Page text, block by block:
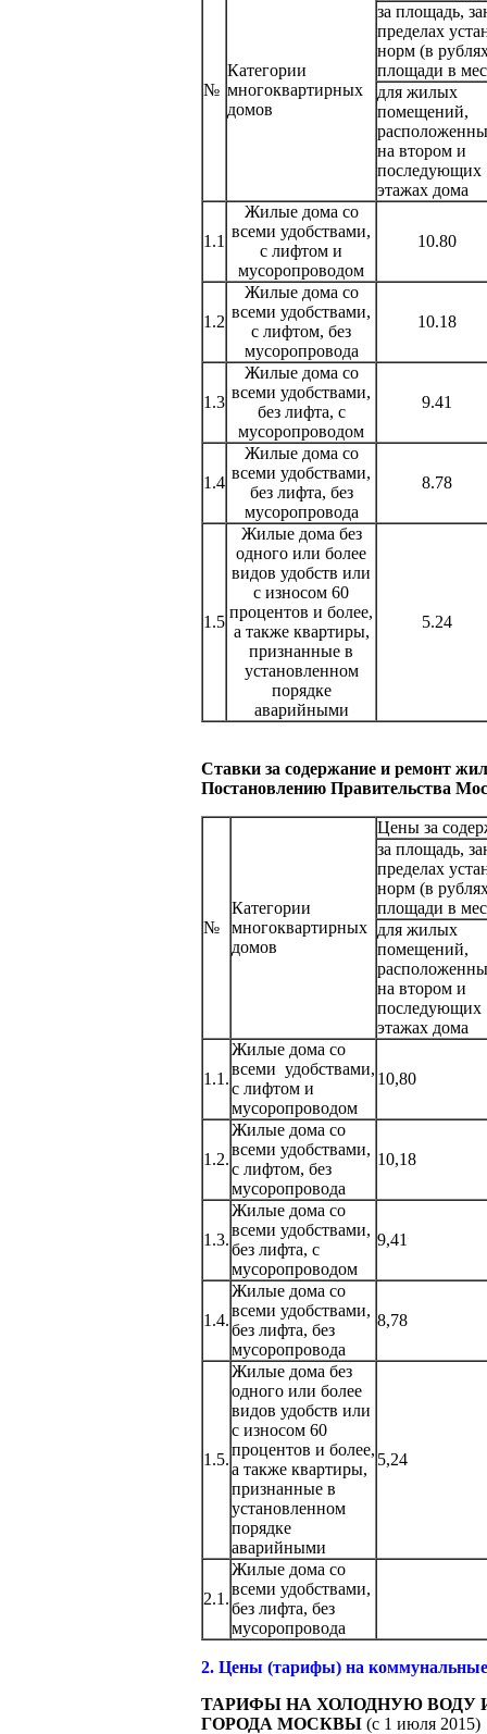
№
Категории
многоквартирных
домов
за площадь,
пределах
норм (в
площади в
для жилых
помещений,
на втором и
последующих
этажах дома
1.1
Жилые дома со
всеми удобствами,
с лифтом и
мусоропроводом
10.80
1.2
Жилые дома со
всеми удобствами,
с лифтом, без
мусоропровода
10.18
1.3
Жилые дома со
всеми удобствами,
без лифта, с
мусоропроводом
9.41
1.4
Жилые дома со
всеми удобствами,
без лифта, без
мусоропровода
8.78
1.5
Жилые дома без
одного или более
видов удобств или
с износом 60
процентов и более,
а также квартиры,
признанные в
установленном
порядке
аварийными
5.24
Ставки за содержание и ремонт
Постановлению Правительства
№
Категории
многоквартирных
домов
Цены за
за площадь,
пределах
норм (в
площади в
для жилых
помещений,
на втором и
последующих
этажах дома
1.1.
Жилые дома со
всеми удобствами,
с лифтом и
мусоропроводом
10,80
1.2.
Жилые дома со
всеми удобствами,
с лифтом, без
мусоропровода
10,18
1.3.
Жилые дома со
всеми удобствами,
без лифта, с
мусоропроводом
9,41
1.4.
Жилые дома со
всеми удобствами,
без лифта, без
мусоропровода
8,78
1.5.
Жилые дома без
одного или более
видов удобств или
с износом 60
процентов и более,
а также квартиры,
признанные в
установленном
порядке
аварийными
5,24
2.1.
Жилые дома со
всеми удобствами,
без лифта, без
мусоропровода
2. Цены (тарифы) на
ТАРИФЫ НА ХОЛОДНУЮ ВОДУ
ГОРОДА МОСКВЫ (с 1 июля 2015)